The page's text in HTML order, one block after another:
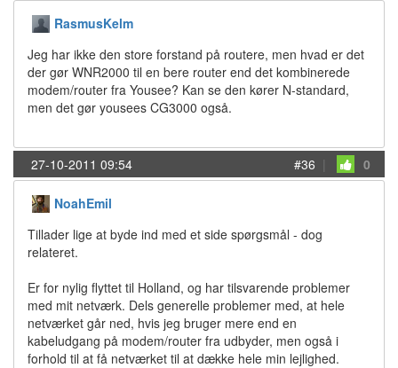
RasmusKelm
Jeg har ikke den store forstand på routere, men hvad er det
der gør WNR2000 til en bere router end det kombinerede
modem/router fra Yousee? Kan se den kører N-standard,
men det gør yousees CG3000 også.
27-10-2011 09:54 #36 | 0
NoahEmil
Tillader lige at byde ind med et side spørgsmål - dog
relateret.
Er for nylig flyttet til Holland, og har tilsvarende problemer
med mit netværk. Dels generelle problemer med, at hele
netværket går ned, hvis jeg bruger mere end en
kabeludgang på modem/router fra udbyder, men også i
forhold til at få netværket til at dække hele min lejlighed.